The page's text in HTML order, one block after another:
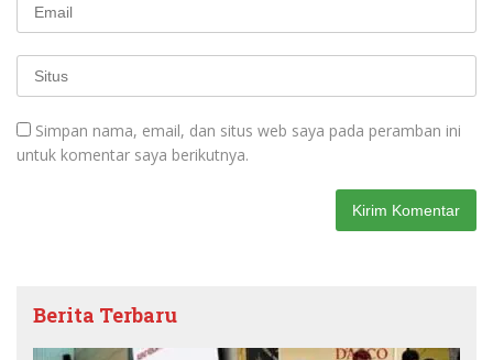
Simpan nama, email, dan situs web saya pada peramban ini
untuk komentar saya berikutnya.
Berita Terbaru